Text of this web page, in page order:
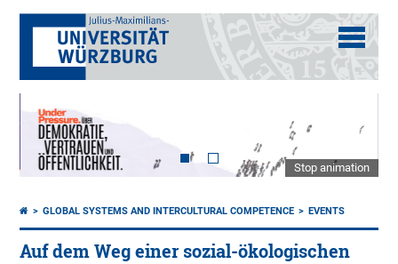
Stop animation
GLOBAL SYSTEMS AND INTERCULTURAL COMPETENCE EVENTS
Auf dem Weg einer sozial-ökologischen